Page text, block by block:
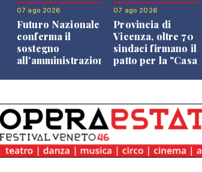
07 ago 2026
Futuro Nazionale
conferma il
sostegno
all'amministrazione
07 ago 2026
Provincia di
Vicenza, oltre 70
sindaci firmano il
patto per la "Casa